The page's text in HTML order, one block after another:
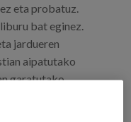
eta probatuz.
bat eginez.
jardueren
aipatutako
garatutako